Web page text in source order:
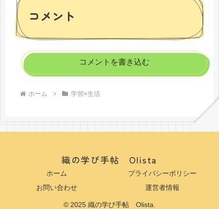
コメント
コメントを書き込む
ホーム 学習×生活
織の学び手帖 Olista
ホーム
プライバシーポリシー
お問い合わせ
運営者情報
© 2025 織の学び手帖 Olista.